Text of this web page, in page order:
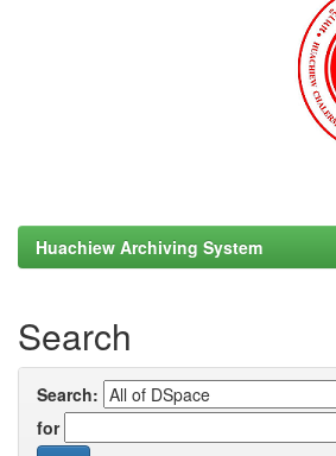
Huachiew Archiving System
Search
Search:
for